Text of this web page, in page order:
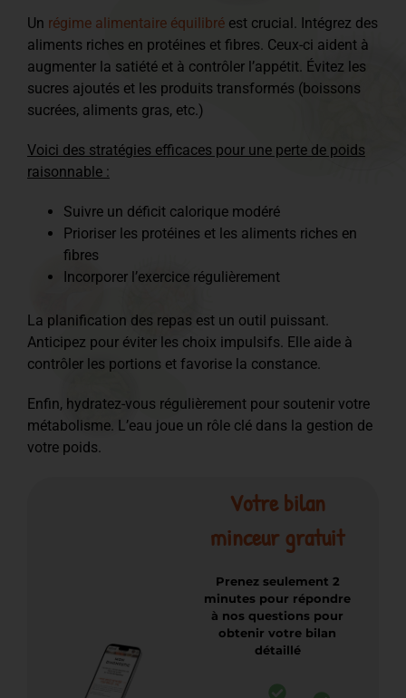
Un régime alimentaire équilibré est crucial. Intégrez des
aliments riches en protéines et fibres. Ceux-ci aident à
augmenter la satiété et à contrôler l’appétit. Évitez les
sucres ajoutés et les produits transformés (boissons
sucrées, aliments gras, etc.)
Voici des stratégies efficaces pour une perte de poids
raisonnable :
Suivre un déficit calorique modéré
Prioriser les protéines et les aliments riches en
fibres
Incorporer l’exercice régulièrement
La planification des repas est un outil puissant.
Anticipez pour éviter les choix impulsifs. Elle aide à
contrôler les portions et favorise la constance.
Enfin, hydratez-vous régulièrement pour soutenir votre
métabolisme. L’eau joue un rôle clé dans la gestion de
votre poids.
Votre bilan
minceur gratuit
Prenez seulement 2
minutes pour répondre
à nos questions pour
obtenir votre bilan
détaillé